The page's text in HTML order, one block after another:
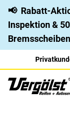
📢 Rabatt-
Inspektion &
Bremsscheiben